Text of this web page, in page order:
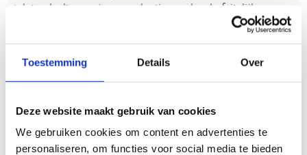
Toestemming Details Over
Deze website maakt gebruik van cookies
We gebruiken cookies om content en advertenties te
personaliseren, om functies voor social media te bieden
tekstgedeelte van jouw evaluatie zonder de feitelijke
inhoud ervan te veranderen, bijvoorbeeld om taalfouten
Voor meer informatie over onze routestructuren, neem een
kijkje bij deFAQ.
Wil je een probleem melden op een route? Ga dan naar
het Routemeldpunt.